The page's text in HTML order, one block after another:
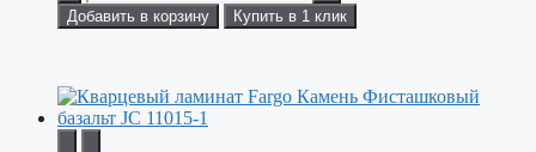
Добавить в корзину
Купить в 1 клик